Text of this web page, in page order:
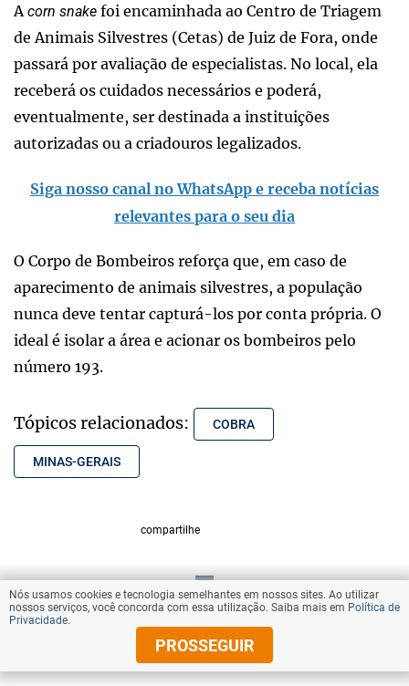
A corn snake foi encaminhada ao Centro de Triagem
de Animais Silvestres (Cetas) de Juiz de Fora, onde
passará por avaliação de especialistas. No local, ela
receberá os cuidados necessários e poderá,
eventualmente, ser destinada a instituições
autorizadas ou a criadouros legalizados.
Siga nosso canal no WhatsApp e receba notícias
relevantes para o seu dia
O Corpo de Bombeiros reforça que, em caso de
aparecimento de animais silvestres, a população
nunca deve tentar capturá-los por conta própria. O
ideal é isolar a área e acionar os bombeiros pelo
número 193.
Tópicos relacionados: COBRA
MINAS-GERAIS
compartilhe
VOLTAR AO TOPO
© Copyright 2025 Diários Associados
Nós usamos cookies e tecnologia semelhantes em nossos sites. Ao utilizar
nossos serviços, você concorda com essa utilização. Saiba mais em Política de
Privacidade.
PROSSEGUIR